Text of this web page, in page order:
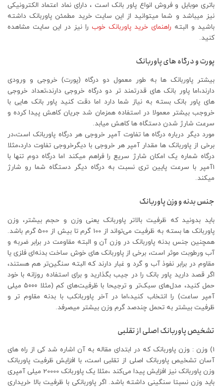
باتری موبایل و فروش انواع پاور بانک است ، دارای نماد اعتماد الکترونیکی
نیز میباشد و شما میتوانید از این سایت خرید مطمئن پاوربانک داشته
باشید و البته راهنمای خرید پاوربانک خوب را نیز در این سایت مشاهده
کنید.
پورت و درگاه های پاوربانک
بیشتر پاوربانک ها به طور معمول دو درگاه (پورت) خروجی و ورودی
دارند،اما پاور بانک های قدرتمند تر دو درگاه خروجی دارند،تعداد خروجی
های پاور بانک بسته به نیاز شما دارد اما دقت کنید پاور بانک هایی با
خروجب بیشتر معمولا در استفاده همزمان شد جریان کاهش پیدا کرده و
سرعت شارژ شدن دستگاه ها کاهش میابد.
مورد دیگر درباره درگاه ها تفاوت آمپر خروجی هر درگاه پاوربانک است،در
برخی از پاوربانک ها مقدار آمپر هر خروجی با دیگرخروجی تفاوت دارد،مثلا
درگاه شماره یک امکان شارژ سریع را فراهم میکند اما درگاه دوم تنها با
1آمپر با سرعت پایین تری نسبت به درگاه دیگر دستگاه شما رو شارژ
میکند.
جنس بدنه و وزن پاوربانک
باید بدونید که ظرفیت بالاتر پاوربانک یعنی وزن و حجم بیشتر، وزن
پاوربانک ها بسته به ظرفیت می‌تواند از 100 گرم تا بیش از 500 گرم باشد.
همچنین جنس بدنه پاوربانک در وزن آن و البته مقاومت در برابر ضربه و
آب ورطوبت موثر است، برخی از پاوربانک های خوش ساخت بدنه‌ای فلزی یا
مقاوم در برابر نفوذ آب و گرد و غبار دارند که البته سنگین‌تر هم هستند،
اگر قصد دارید پاور بانک را در جیب بگذارید و برای استفاده روزانه با خود
حمل کنید، مدل‌های سبک‌تر و ترجیحا با ظرفیت‌های کم (مثلا ۵۰۰۰ میلی
آمپر ساعت) را انتخاب کنید،اما در آخر پاوربانکب با بدنه مقاوم تر و
ظرفیت بیشتر به تحمل چندصد گرم وزن بیشتر میصرفد.
تشخیص پاوربانک اصلی از تقلبی
1) وزن : وزن پاوربانک‌ که در ابتدای مقاله به آن اشاره شد کی از راه های
آسان تشخیص پاوربانک اصلی از تقلبی است، با افزایش ظرفیت پاوربانک
وزن پاوربانک نیز افزایش پیدا می‌کند ،مثلا یک پاوربانک 20000 میلی آمپری
باید وزن نسبتا سنگینی داشته باشد. اگر پاوربانکی با ظرفیت بالا خریداری